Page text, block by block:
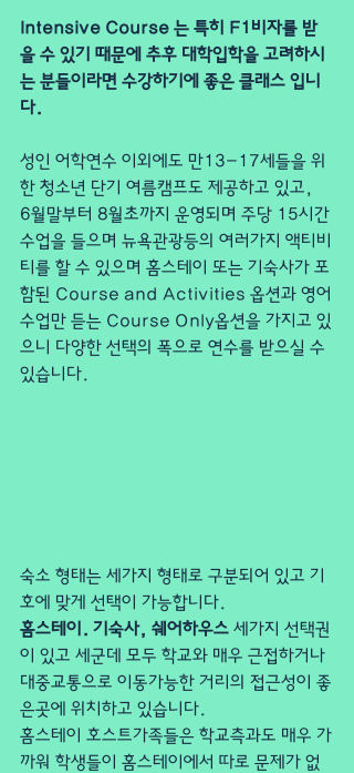
Intensive Course 는 특히 F1비자를 받
을 수 있기 때문에 추후 대학입학을 고려하시
는 분들이라면 수강하기에 좋은 클래스 입니
다.
성인 어학연수 이외에도 만13-17세들을 위
한 청소년 단기 여름캠프도 제공하고 있고,
6월말부터 8월초까지 운영되며 주당 15시간
수업을 들으며 뉴욕관광등의 여러가지 액티비
티를 할 수 있으며 홈스테이 또는 기숙사가 포
함된 Course and Activities 옵션과 영어
수업만 듣는 Course Only옵션을 가지고 있
으니 다양한 선택의 폭으로 연수를 받으실 수
있습니다.
숙소 형태는 세가지 형태로 구분되어 있고 기
호에 맞게 선택이 가능합니다.
홈스테이. 기숙사, 쉐어하우스 세가지 선택권
이 있고 세군데 모두 학교와 매우 근접하거나
대중교통으로 이동가능한 거리의 접근성이 좋
은곳에 위치하고 있습니다.
홈스테이 호스트가족들은 학교측과도 매우 가
까워 학생들이 홈스테이에서 따로 문제가 없